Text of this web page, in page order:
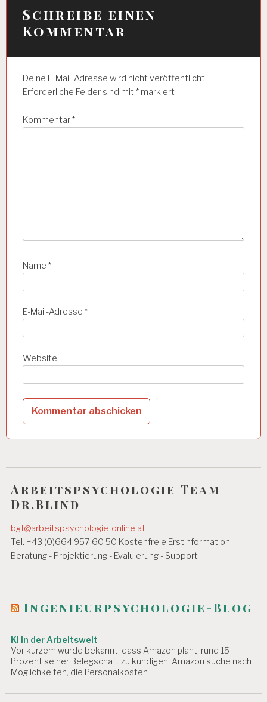
Schreibe einen
Kommentar
Deine E-Mail-Adresse wird nicht veröffentlicht.
Erforderliche Felder sind mit * markiert
Kommentar*
Name *
E-Mail-Adresse *
Website
Arbeitspsychologie Team
Dr.Blind
bgf@arbeitspsychologie-online.at
Tel. +43 (0)664 957 60 50 Kostenfreie Erstinformation
Beratung - Projektierung - Evaluierung - Support
Ingenieurpsychologie-Blog
KI in der Arbeitswelt
Vor kurzem wurde bekannt, dass Amazon plant, rund 15
Prozent seiner Belegschaft zu kündigen. Amazon suche nach
Möglichkeiten, die Personalkosten